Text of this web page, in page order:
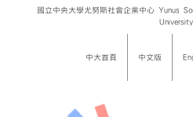
國立中央大學尤努斯社會企業中心 Yunus
University
中大首頁 中文版